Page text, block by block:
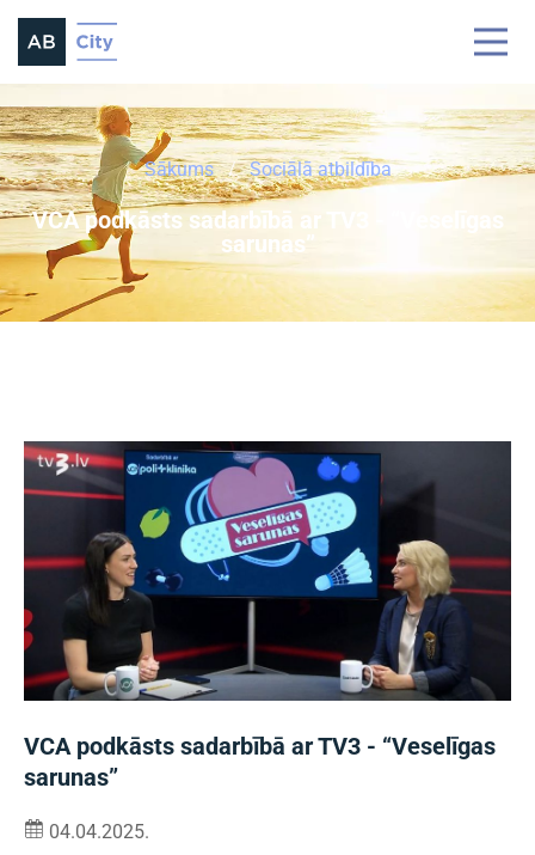
Sākums Sociālā atbildība
VCA podkāsts sadarbībā ar TV3 - “Veselīgas
sarunas”
VCA podkāsts sadarbībā ar TV3 - “Veselīgas
sarunas”
04.04.2025.